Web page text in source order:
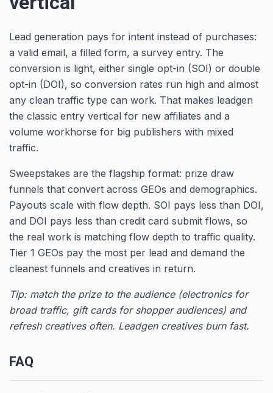
Lead generation pays for intent instead of purchases:
a valid email, a filled form, a survey entry. The
conversion is light, either single opt-in (SOI) or double
opt-in (DOI), so conversion rates run high and almost
any clean traffic type can work. That makes leadgen
the classic entry vertical for new affiliates and a
volume workhorse for big publishers with mixed
traffic.
Sweepstakes are the flagship format: prize draw
funnels that convert across GEOs and demographics.
Payouts scale with flow depth. SOI pays less than DOI,
and DOI pays less than credit card submit flows, so
the real work is matching flow depth to traffic quality.
Tier 1 GEOs pay the most per lead and demand the
cleanest funnels and creatives in return.
Tip: match the prize to the audience (electronics for
broad traffic, gift cards for shopper audiences) and
refresh creatives often. Leadgen creatives burn fast.
FAQ